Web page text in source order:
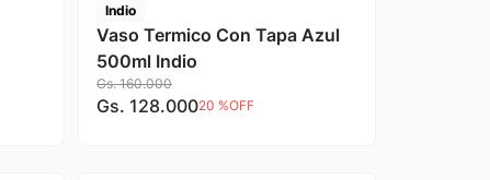
Indio
Vaso Termico Con Tapa Azul
500ml Indio
Gs. 160.000
Gs. 128.00020 %OFF